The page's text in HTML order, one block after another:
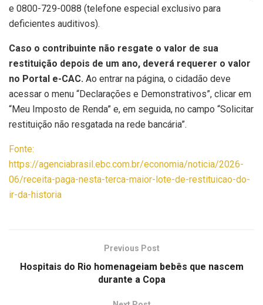
e 0800-729-0088 (telefone especial exclusivo para
deficientes auditivos).
Caso o contribuinte não resgate o valor de sua
restituição depois de um ano, deverá requerer o valor
no Portal e-CAC. Ao entrar na página, o cidadão deve
acessar o menu “Declarações e Demonstrativos”, clicar em
“Meu Imposto de Renda” e, em seguida, no campo “Solicitar
restituição não resgatada na rede bancária”.
Fonte:
https://agenciabrasil.ebc.com.br/economia/noticia/2026-
06/receita-paga-nesta-terca-maior-lote-de-restituicao-do-
ir-da-historia
Previous Post
Hospitais do Rio homenageiam bebês que nascem
durante a Copa